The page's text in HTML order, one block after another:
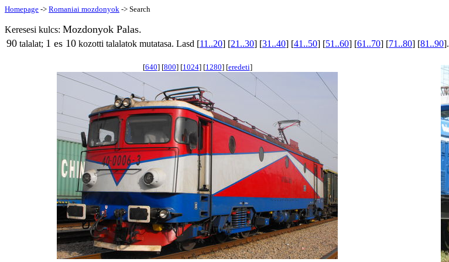
Homepage -> Romaniai mozdonyok -> Search
Keresesi kulcs: Mozdonyok Palas.
90 talalat; 1 es 10 kozotti talalatok mutatasa. Lasd [11..20] [21..30] [31..40] [41..50] [51..60] [61..70] [71..80] [81..90].
[640] [800] [1024] [1280] [eredeti]